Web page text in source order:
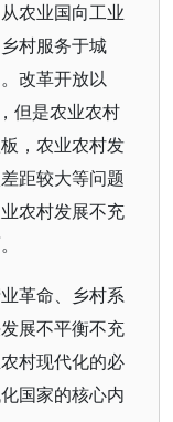
农业国向工业
村服务于城
改革开放以
但是农业农村
，农业农村发
距较大等问题
农村发展不充
革命、乡村系
展不平衡不充
村现代化的必
国家的核心内